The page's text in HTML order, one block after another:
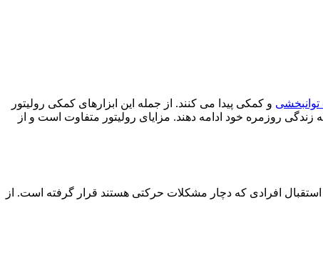
توانبخشی و کمکی پیدا می کنند. از جمله این ابزارهای کمکی رولیتور
روزمره خود ادامه دهند. مزایای رولیتور متفاوت است و از
افرادی که دچار مشکلات حرکتی هستند قرار گرفته است. از